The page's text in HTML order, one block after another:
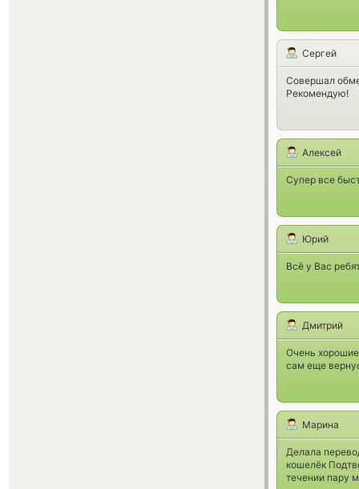
Сергей
Совершал
Рекомендую!
Алексей
Супер все
Юрий
Всё у Вас
Дмитрий
Очень
сам еще
Марина
Делала
кошелёк
течении пару